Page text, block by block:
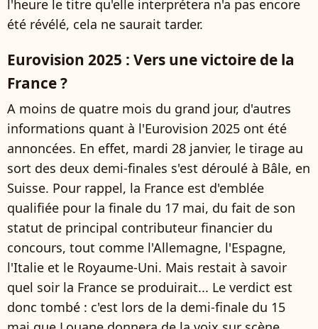
l'heure le titre qu'elle interprétera n'a pas encore
été révélé, cela ne saurait tarder.
Eurovision 2025 : Vers une victoire de la
France ?
A moins de quatre mois du grand jour, d'autres
informations quant à l'Eurovision 2025 ont été
annoncées. En effet, mardi 28 janvier, le tirage au
sort des deux demi-finales s'est déroulé à Bâle, en
Suisse. Pour rappel, la France est d'emblée
qualifiée pour la finale du 17 mai, du fait de son
statut de principal contributeur financier du
concours, tout comme l'Allemagne, l'Espagne,
l'Italie et le Royaume-Uni. Mais restait à savoir
quel soir la France se produirait... Le verdict est
donc tombé : c'est lors de la demi-finale du 15